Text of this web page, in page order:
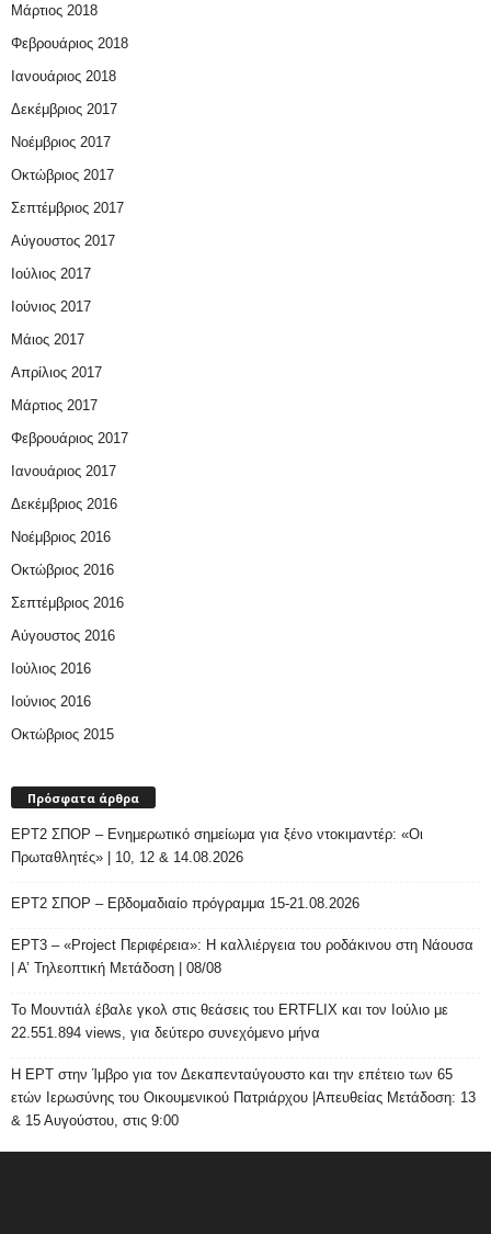
Μάρτιος 2018
Φεβρουάριος 2018
Ιανουάριος 2018
Δεκέμβριος 2017
Νοέμβριος 2017
Οκτώβριος 2017
Σεπτέμβριος 2017
Αύγουστος 2017
Ιούλιος 2017
Ιούνιος 2017
Μάιος 2017
Απρίλιος 2017
Μάρτιος 2017
Φεβρουάριος 2017
Ιανουάριος 2017
Δεκέμβριος 2016
Νοέμβριος 2016
Οκτώβριος 2016
Σεπτέμβριος 2016
Αύγουστος 2016
Ιούλιος 2016
Ιούνιος 2016
Οκτώβριος 2015
Πρόσφατα άρθρα
ΕΡΤ2 ΣΠΟΡ – Ενημερωτικό σημείωμα για ξένο ντοκιμαντέρ: «Οι
Πρωταθλητές» | 10, 12 & 14.08.2026
ΕΡΤ2 ΣΠΟΡ – Εβδομαδιαίο πρόγραμμα 15-21.08.2026
ΕΡΤ3 – «Project Περιφέρεια»: Η καλλιέργεια του ροδάκινου στη Νάουσα
| Α’ Τηλεοπτική Μετάδοση | 08/08
Το Μουντιάλ έβαλε γκολ στις θεάσεις του ERTFLIX και τον Ιούλιο με
22.551.894 views, για δεύτερο συνεχόμενο μήνα
Η ΕΡΤ στην Ίμβρο για τον Δεκαπενταύγουστο και την επέτειο των 65
ετών Ιερωσύνης του Οικουμενικού Πατριάρχου |Απευθείας Μετάδοση: 13
& 15 Αυγούστου, στις 9:00